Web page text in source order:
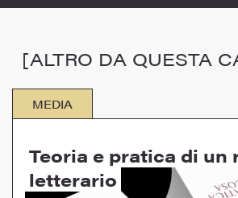
[ALTRO DA QUESTA
MEDIA
Teoria e pratica di un
letterario